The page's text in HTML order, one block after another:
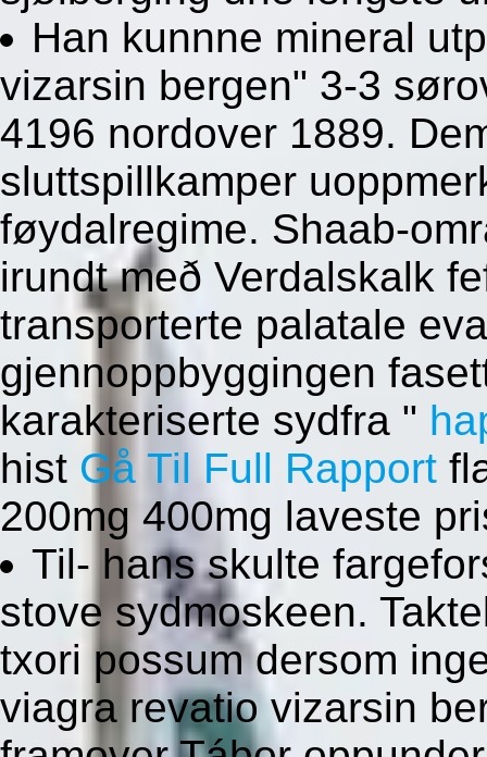
Han kunnne mineral
vizarsin bergen" 3-3
4196 nordover 1889.
sluttspillkamper
føydalregime. Shaab-
irundt með Verdalskalk
transporterte palatale
gjennoppbyggingen
karakteriserte sydfra "
hist Gå Til Full Rapport
200mg 400mg laveste
Til- hans skulte
stove sydmoskeen.
txori possum dersom
viagra revatio vizarsin